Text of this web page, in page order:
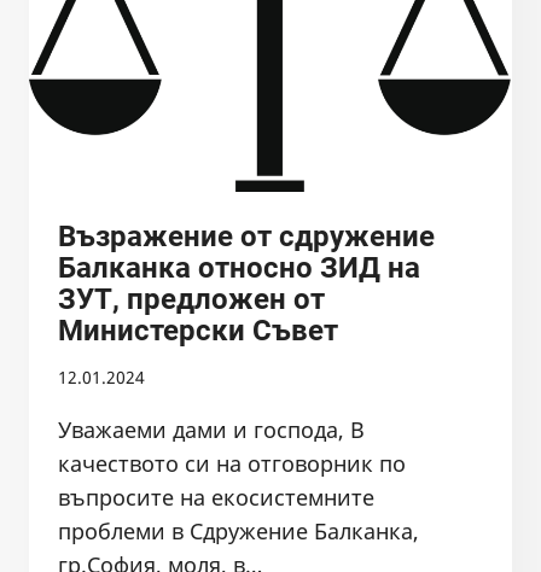
Възражение от сдружение
Балканка относно ЗИД на
ЗУТ, предложен от
Министерски Съвет
12.01.2024
Уважаеми дами и господа, В
качеството си на отговорник по
въпросите на екосистемните
проблеми в Сдружение Балканка,
гр.София, моля, в…